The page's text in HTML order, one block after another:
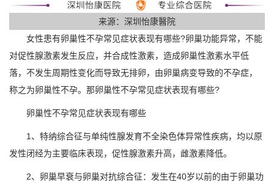
来源：深圳怡康醫院
女性患有卵巢性不孕常见症状表现有哪些?卵巢功能异常，不能
对促性腺激素发生反应，并合成性激素，造成卵巢性激素水平低
落，不发生周期性变化而导致无排卵，由卵巢病变导致的不孕症，
称之为卵巢性不孕。那卵巢性不孕常见症状表现有哪些?
卵巢性不孕常见症状表现有哪些
1、特纳综合征与单纯性腺发育不全染色体异常性疾病，均以原
发性闭经为主要临床表现，促性腺激素升高，雌激素降低。
2、卵巢早衰与卵巢对抗综合征：发生在40岁以前的由于卵巢功